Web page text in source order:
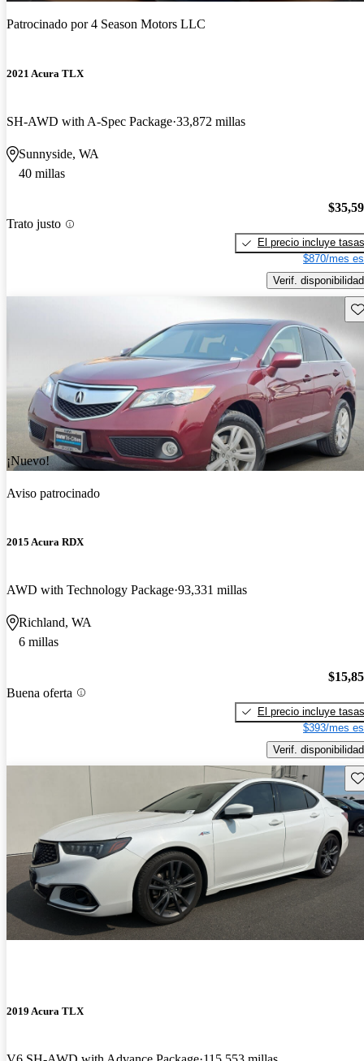
Patrocinado por4 Season Motors LLC
2021 Acura TLX
SH-AWD with A-Spec Package 33,872 millas
Sunnyside, WA
40 millas
Trato justo
El precio incluye tasas
$870/mes
Verif. disponibilidad
¡Nuevo!
Aviso patrocinado
2015 Acura RDX
AWD with Technology Package 93,331 millas
Richland, WA
6 millas
Buena oferta
El precio incluye tasas
$393/mes
Verif. disponibilidad
2019 Acura TLX